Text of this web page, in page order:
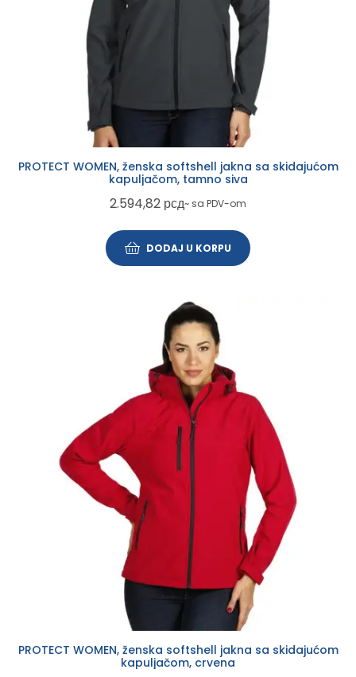
PROTECT WOMEN, ženska softshell jakna sa skidajućom
kapuljačom, tamno siva
2.594,82 рсд~ sa PDV-om
DODAJ U KORPU
PROTECT WOMEN, ženska softshell jakna sa skidajućom
kapuljačom, crvena